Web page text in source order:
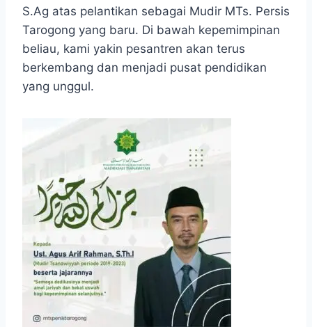
S.Ag atas pelantikan sebagai Mudir MTs. Persis
Tarogong yang baru. Di bawah kepemimpinan
beliau, kami yakin pesantren akan terus
berkembang dan menjadi pusat pendidikan
yang unggul.